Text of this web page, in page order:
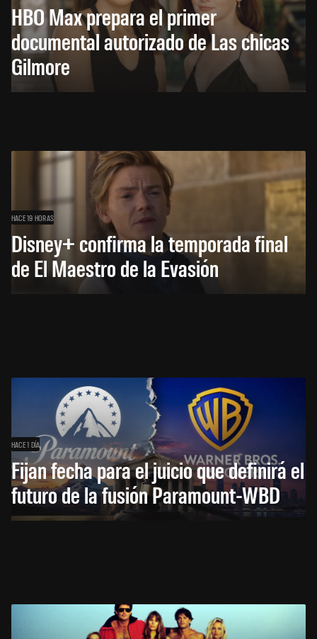
HBO Max prepara el primer
documental autorizado de Las chicas
Gilmore
HACE 19 HORAS
Disney+ confirma la temporada final
de El Maestro de la Evasión
HACE 1 DÍA
Fijan fecha para el juicio que definirá el
futuro de la fusión Paramount-WBD